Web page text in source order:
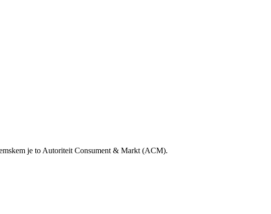
je to Autoriteit Consument & Markt (ACM).